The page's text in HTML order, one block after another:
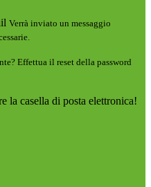
Verrà inviato un messaggio
Effettua il reset della password
la casella di posta elettronica!